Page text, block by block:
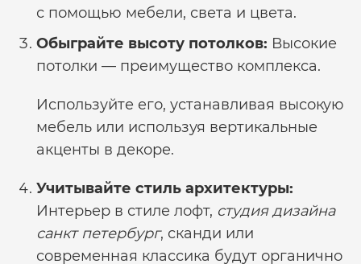
с помощью мебели, света и цвета.
Обыграйте высоту потолков: Высокие
потолки — преимущество комплекса.
Используйте его, устанавливая высокую
мебель или используя вертикальные
акценты в декоре.
Учитывайте стиль архитектуры:
Интерьер в стиле лофт, студия дизайна
санкт петербург, сканди или
современная классика будут органично